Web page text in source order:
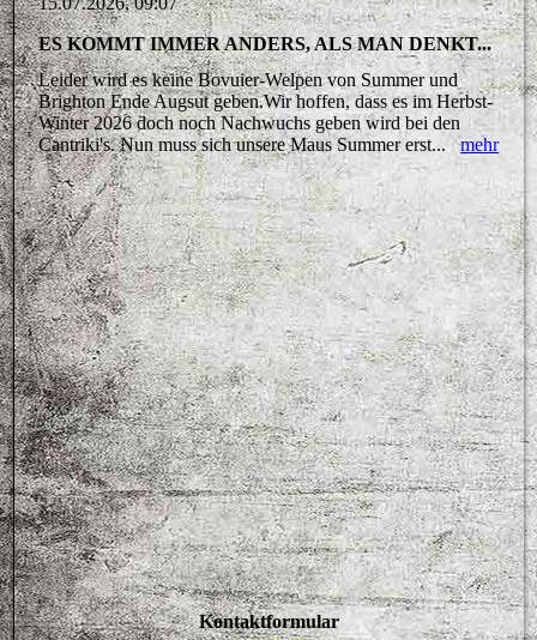
ES KOMMT IMMER ANDERS, ALS MAN DENKT...
Leider wird es keine Bovuier-Welpen von Summer und
Brighton Ende Augsut geben.Wir hoffen, dass es im Herbst-
Winter 2026 doch noch Nachwuchs geben wird bei den
Cantriki's. Nun muss sich unsere Maus Summer erst...mehr
Kontaktformular